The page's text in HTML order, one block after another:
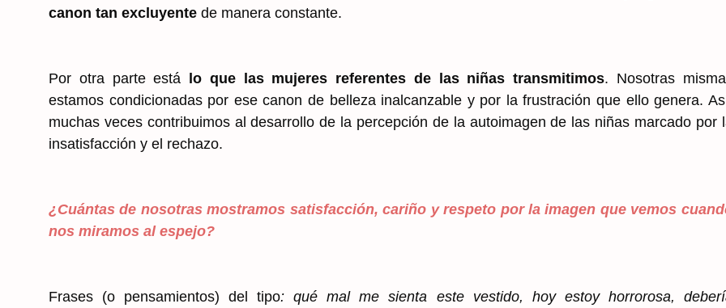
canon tan excluyente de manera constante.
Por otra parte está lo que las mujeres referentes de las niñas transmitimos. Nosotras
estamos condicionadas por ese canon de belleza inalcanzable y por la frustración que ello genera.
muchas veces contribuimos al desarrollo de la percepción de la autoimagen de las niñas marcado por
insatisfacción y el rechazo.
¿Cuántas de nosotras mostramos satisfacción, cariño y respeto por la imagen que vemos
nos miramos al espejo?
Frases (o pensamientos) del tipo: qué mal me sienta este vestido, hoy estoy horrorosa,